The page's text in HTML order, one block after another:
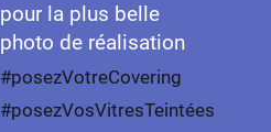
pour la plus belle
photo de réalisation
#posezVotreCovering
#posezVosVitresTeintées